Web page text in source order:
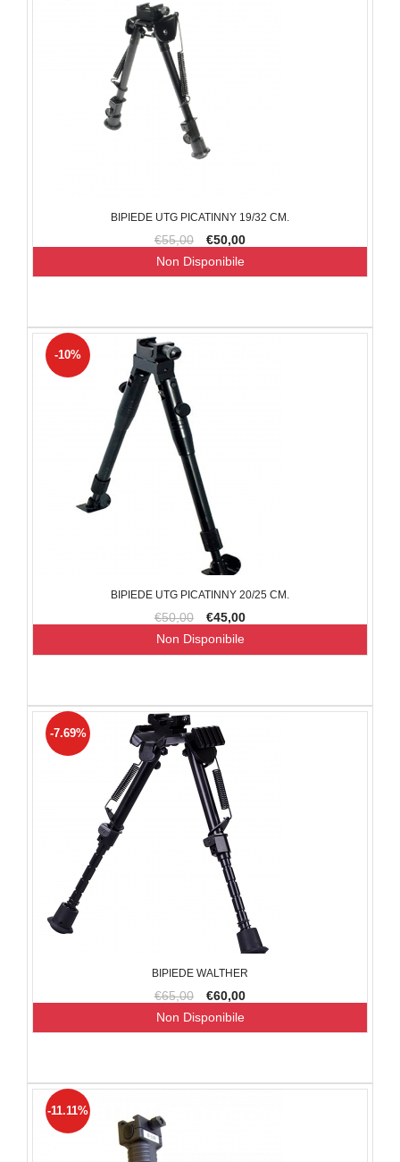
BIPIEDE UTG PICATINNY 19/32 CM.
€55,00 €50,00
Non Disponibile
BIPIEDE UTG PICATINNY 20/25 CM.
€50,00 €45,00
-10%
Non Disponibile
BIPIEDE WALTHER
€65,00 €60,00
-7.69%
Non Disponibile
-11.11%